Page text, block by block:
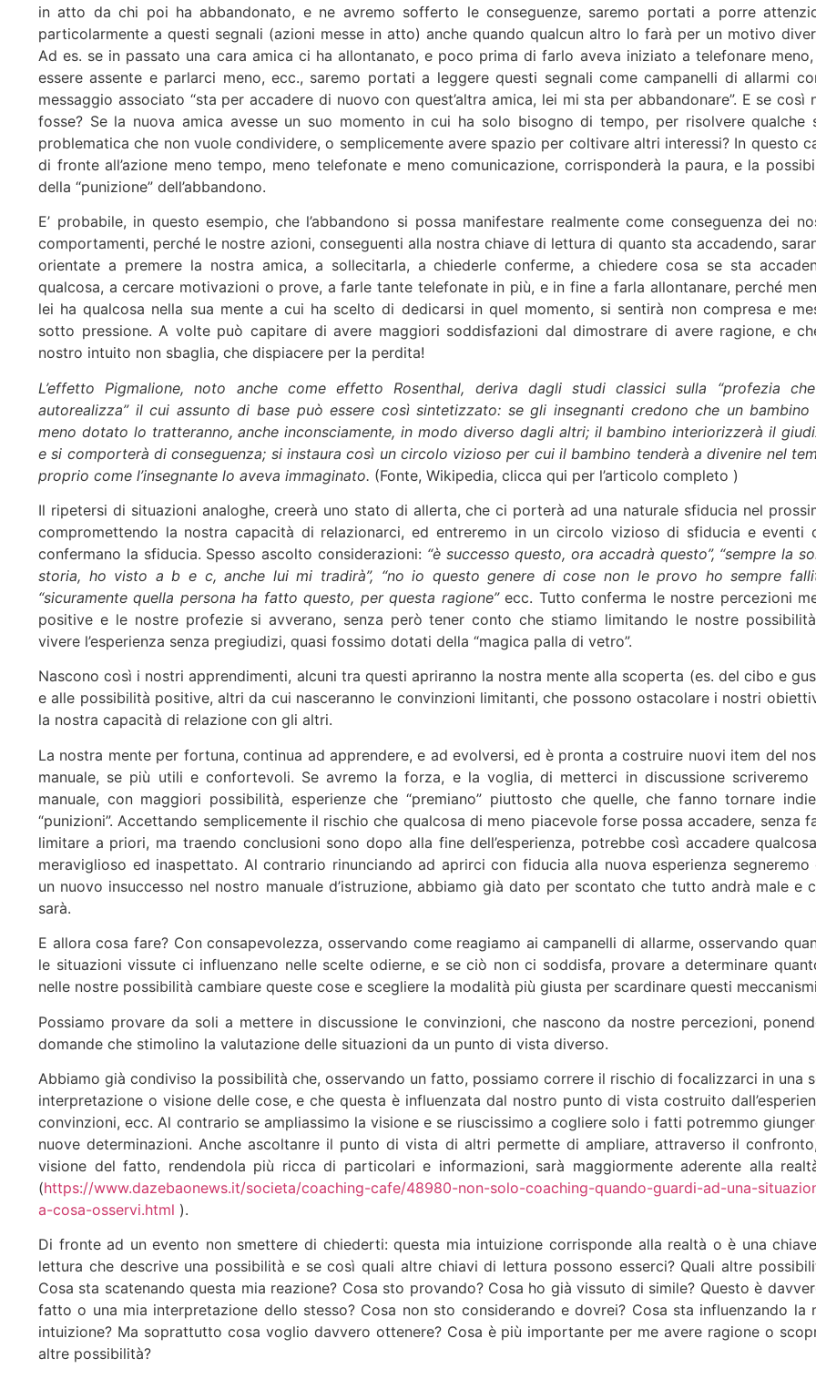
in atto da chi poi ha abbandonato, e ne avremo sofferto le conseguenze, saremo portati a porre
particolarmente a questi segnali (azioni messe in atto) anche quando qualcun altro lo farà per un motivo
Ad es. se in passato una cara amica ci ha allontanato, e poco prima di farlo aveva iniziato a telefonare
essere assente e parlarci meno, ecc., saremo portati a leggere questi segnali come campanelli di allarmi
messaggio associato “sta per accadere di nuovo con quest’altra amica, lei mi sta per abbandonare”. E se così
fosse? Se la nuova amica avesse un suo momento in cui ha solo bisogno di tempo, per risolvere qualche
problematica che non vuole condividere, o semplicemente avere spazio per coltivare altri interessi? In questo
di fronte all’azione meno tempo, meno telefonate e meno comunicazione, corrisponderà la paura, e la
della “punizione” dell’abbandono.
E’ probabile, in questo esempio, che l’abbandono si possa manifestare realmente come conseguenza dei
comportamenti, perché le nostre azioni, conseguenti alla nostra chiave di lettura di quanto sta accadendo,
orientate a premere la nostra amica, a sollecitarla, a chiederle conferme, a chiedere cosa se sta
qualcosa, a cercare motivazioni o prove, a farle tante telefonate in più, e in fine a farla allontanare, perché
lei ha qualcosa nella sua mente a cui ha scelto di dedicarsi in quel momento, si sentirà non compresa e
sotto pressione. A volte può capitare di avere maggiori soddisfazioni dal dimostrare di avere ragione, e
nostro intuito non sbaglia, che dispiacere per la perdita!
L’effetto Pigmalione, noto anche come effetto Rosenthal, deriva dagli studi classici sulla “profezia
autorealizza” il cui assunto di base può essere così sintetizzato: se gli insegnanti credono che un bambino
meno dotato lo tratteranno, anche inconsciamente, in modo diverso dagli altri; il bambino interiorizzerà il
e si comporterà di conseguenza; si instaura così un circolo vizioso per cui il bambino tenderà a divenire nel
proprio come l’insegnante lo aveva immaginato. (Fonte, Wikipedia, clicca qui per l’articolo completo )
Il ripetersi di situazioni analoghe, creerà uno stato di allerta, che ci porterà ad una naturale sfiducia nel
compromettendo la nostra capacità di relazionarci, ed entreremo in un circolo vizioso di sfiducia e eventi
confermano la sfiducia. Spesso ascolto considerazioni: “è successo questo, ora accadrà questo”, “sempre la
storia, ho visto a b e c, anche lui mi tradirà”, “no io questo genere di cose non le provo ho sempre
“sicuramente quella persona ha fatto questo, per questa ragione”ecc. Tutto conferma le nostre percezioni
positive e le nostre profezie si avverano, senza però tener conto che stiamo limitando le nostre
vivere l’esperienza senza pregiudizi, quasi fossimo dotati della “magica palla di vetro”.
Nascono così i nostri apprendimenti, alcuni tra questi apriranno la nostra mente alla scoperta (es. del cibo e
e alle possibilità positive, altri da cui nasceranno le convinzioni limitanti, che possono ostacolare i nostri
la nostra capacità di relazione con gli altri.
La nostra mente per fortuna, continua ad apprendere, e ad evolversi, ed è pronta a costruire nuovi item del
manuale, se più utili e confortevoli. Se avremo la forza, e la voglia, di metterci in discussione scriveremo
manuale, con maggiori possibilità, esperienze che “premiano” piuttosto che quelle, che fanno tornare
“punizioni”. Accettando semplicemente il rischio che qualcosa di meno piacevole forse possa accadere, senza
limitare a priori, ma traendo conclusioni sono dopo alla fine dell’esperienza, potrebbe così accadere
meraviglioso ed inaspettato. Al contrario rinunciando ad aprirci con fiducia alla nuova esperienza segneremo
un nuovo insuccesso nel nostro manuale d’istruzione, abbiamo già dato per scontato che tutto andrà male e
sarà.
E allora cosa fare? Con consapevolezza, osservando come reagiamo ai campanelli di allarme, osservando
le situazioni vissute ci influenzano nelle scelte odierne, e se ciò non ci soddisfa, provare a determinare
nelle nostre possibilità cambiare queste cose e scegliere la modalità più giusta per scardinare questi
Possiamo provare da soli a mettere in discussione le convinzioni, che nascono da nostre percezioni,
domande che stimolino la valutazione delle situazioni da un punto di vista diverso.
Abbiamo già condiviso la possibilità che, osservando un fatto, possiamo correre il rischio di focalizzarci in una
interpretazione o visione delle cose, e che questa è influenzata dal nostro punto di vista costruito
convinzioni, ecc. Al contrario se ampliassimo la visione e se riuscissimo a cogliere solo i fatti potremmo
nuove determinazioni. Anche ascoltanre il punto di vista di altri permette di ampliare, attraverso il
visione del fatto, rendendola più ricca di particolari e informazioni, sarà maggiormente aderente alla
(https://www.dazebaonews.it/societa/coaching-cafe/48980-non-solo-coaching-quando-guardi-ad-una-
a-cosa-osservi.html ).
Di fronte ad un evento non smettere di chiederti: questa mia intuizione corrisponde alla realtà o è una
lettura che descrive una possibilità e se così quali altre chiavi di lettura possono esserci? Quali altre
Cosa sta scatenando questa mia reazione? Cosa sto provando? Cosa ho già vissuto di simile? Questo è
fatto o una mia interpretazione dello stesso? Cosa non sto considerando e dovrei? Cosa sta influenzando la
intuizione? Ma soprattutto cosa voglio davvero ottenere? Cosa è più importante per me avere ragione o
altre possibilità?